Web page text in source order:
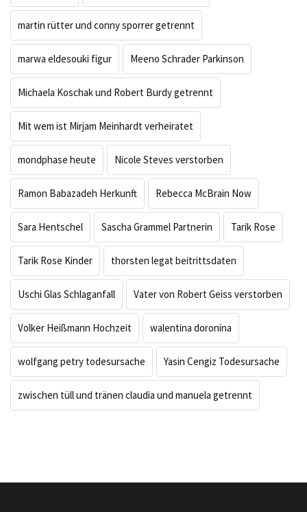
martin rütter und conny sporrer getrennt
marwa eldesouki figur Meeno Schrader Parkinson
Michaela Koschak und Robert Burdy getrennt
Mit wem ist Mirjam Meinhardt verheiratet
mondphase heute Nicole Steves verstorben
Ramon Babazadeh Herkunft Rebecca McBrain Now
Sara Hentschel Sascha Grammel Partnerin Tarik Rose
Tarik Rose Kinder thorsten legat beitrittsdaten
Uschi Glas Schlaganfall Vater von Robert Geiss verstorben
Volker Heißmann Hochzeit walentina doronina
wolfgang petry todesursache Yasin Cengiz Todesursache
zwischen tüll und tränen claudia und manuela getrennt